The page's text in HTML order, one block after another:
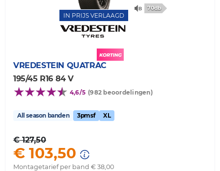
IN PRIJS VERLAAGD
70db
VREDESTEIN QUATRAC
195/45 R16 84 V
4,6/5 (982 beoordelingen)
All season banden 3pmsf XL
€ 127,50
€ 103,50
Montagetarief per band € 38,00